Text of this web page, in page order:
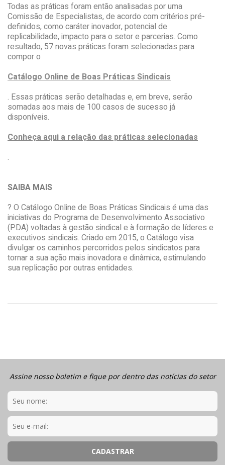
Todas as práticas foram então analisadas por uma
Comissão de Especialistas, de acordo com critérios pré-
definidos, como caráter inovador, potencial de
replicabilidade, impacto para o setor e parcerias. Como
resultado, 57 novas práticas foram selecionadas para
compor o
Catálogo Online de Boas Práticas Sindicais
. Essas práticas serão detalhadas e, em breve, serão
somadas aos mais de 100 casos de sucesso já
disponíveis.
Conheça aqui a relação das práticas selecionadas
.
SAIBA MAIS
? O Catálogo Online de Boas Práticas Sindicais é uma das
iniciativas do Programa de Desenvolvimento Associativo
(PDA) voltadas à gestão sindical e à formação de líderes e
executivos sindicais. Criado em 2015, o Catálogo visa
divulgar os caminhos percorridos pelos sindicatos para
tornar a sua ação mais inovadora e dinâmica, estimulando
sua replicação por outras entidades.
Assine nosso boletim e fique por dentro das notícias do setor